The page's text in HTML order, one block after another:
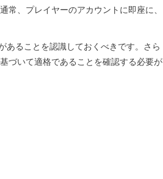
常、プレイヤーのアカウントに即座に、
あることを認識しておくべきです。さら
づいて適格であることを確認する必要が